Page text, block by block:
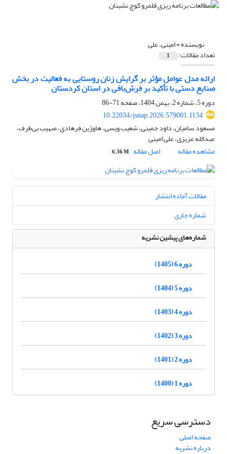
نویسنده =امینی، علی
تعداد مقالات: 1
ارائه مدل عوامل مؤثر بر گرایش زنان روستایی به فعالیت در بخش
صنایع دستی با تأکید بر فرش‌بافی در استان کردستان
دوره 5، شماره 2، بهمن 1404، صفحه
71-86
10.22034/jsnap.2026.579001.1134
مسعود سامیان، داود جمینی، شعیب ویسی، هاوژین فرهادی، صهیب بی‌طرف،
عبدالله عزیزی، علی امینی
مشاهده مقاله
اصل مقاله 6.36 M
مقالات آماده انتشار
شماره جاری
شماره‌های پیشین نشریه
دوره 6 (1405)
دوره 5 (1404)
دوره 4 (1403)
دوره 3 (1402)
دوره 2 (1401)
دوره 1 (1400)
دسترسی سریع
صفحه اصلی
درباره نشریه